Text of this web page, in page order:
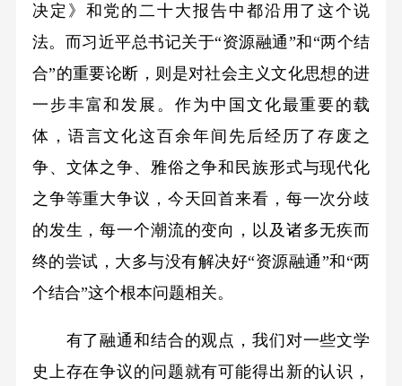
决定》和党的二十大报告中都沿用了这个说
法。而习近平总书记关于“资源融通”和“两个结
合”的重要论断，则是对社会主义文化思想的进
一步丰富和发展。作为中国文化最重要的载
体，语言文化这百余年间先后经历了存废之
争、文体之争、雅俗之争和民族形式与现代化
之争等重大争议，今天回首来看，每一次分歧
的发生，每一个潮流的变向，以及诸多无疾而
终的尝试，大多与没有解决好“资源融通”和“两
个结合”这个根本问题相关。
有了融通和结合的观点，我们对一些文学
史上存在争议的问题就有可能得出新的认识，